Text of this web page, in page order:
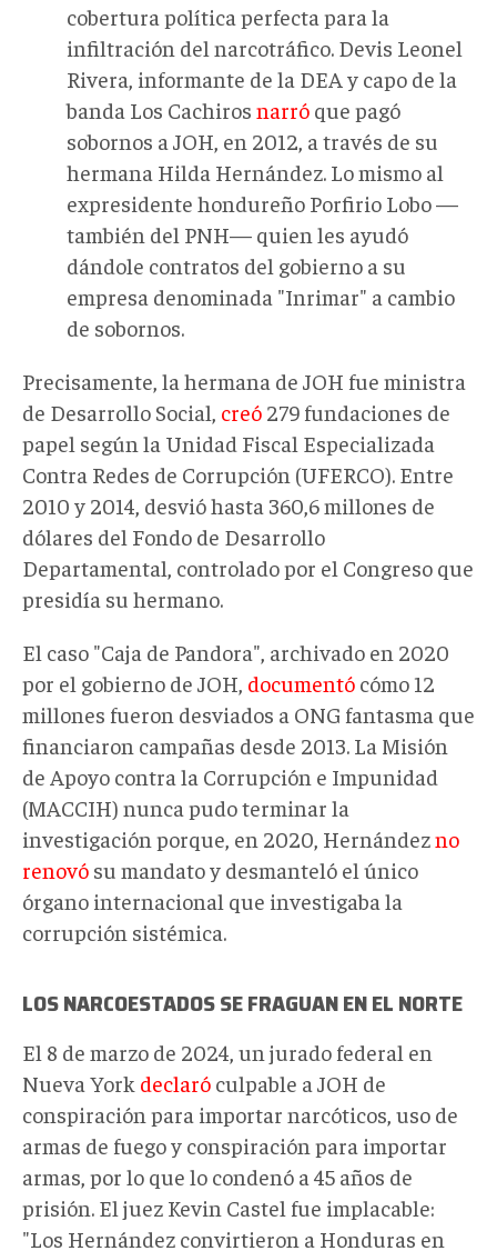
cobertura política perfecta para la
infiltración del narcotráfico. Devis Leonel
Rivera, informante de la DEA y capo de la
banda Los Cachiros narró que pagó
sobornos a JOH, en 2012, a través de su
hermana Hilda Hernández. Lo mismo al
expresidente hondureño Porfirio Lobo —
también del PNH— quien les ayudó
dándole contratos del gobierno a su
empresa denominada "Inrimar" a cambio
de sobornos.
Precisamente, la hermana de JOH fue ministra
de Desarrollo Social, creó 279 fundaciones de
papel según la Unidad Fiscal Especializada
Contra Redes de Corrupción (UFERCO). Entre
2010 y 2014, desvió hasta 360,6 millones de
dólares del Fondo de Desarrollo
Departamental, controlado por el Congreso que
presidía su hermano.
El caso "Caja de Pandora", archivado en 2020
por el gobierno de JOH, documentó cómo 12
millones fueron desviados a ONG fantasma que
financiaron campañas desde 2013. La Misión
de Apoyo contra la Corrupción e Impunidad
(MACCIH) nunca pudo terminar la
investigación porque, en 2020, Hernándezno
renovó su mandato y desmanteló el único
órgano internacional que investigaba la
corrupción sistémica.
LOS NARCOESTADOS SE FRAGUAN EN EL NORTE
El 8 de marzo de 2024, un jurado federal en
Nueva York declaró culpable a JOH de
conspiración para importar narcóticos, uso de
armas de fuego y conspiración para importar
armas, por lo que lo condenó a 45 años de
prisión. El juez Kevin Castel fue implacable:
"Los Hernández convirtieron a Honduras en